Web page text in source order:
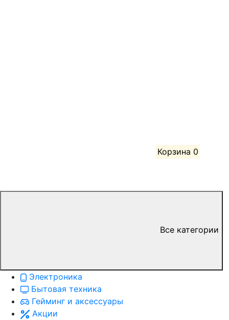
Корзина 0
Все категории
Электроника
Бытовая техника
Гейминг и аксессуары
Акции